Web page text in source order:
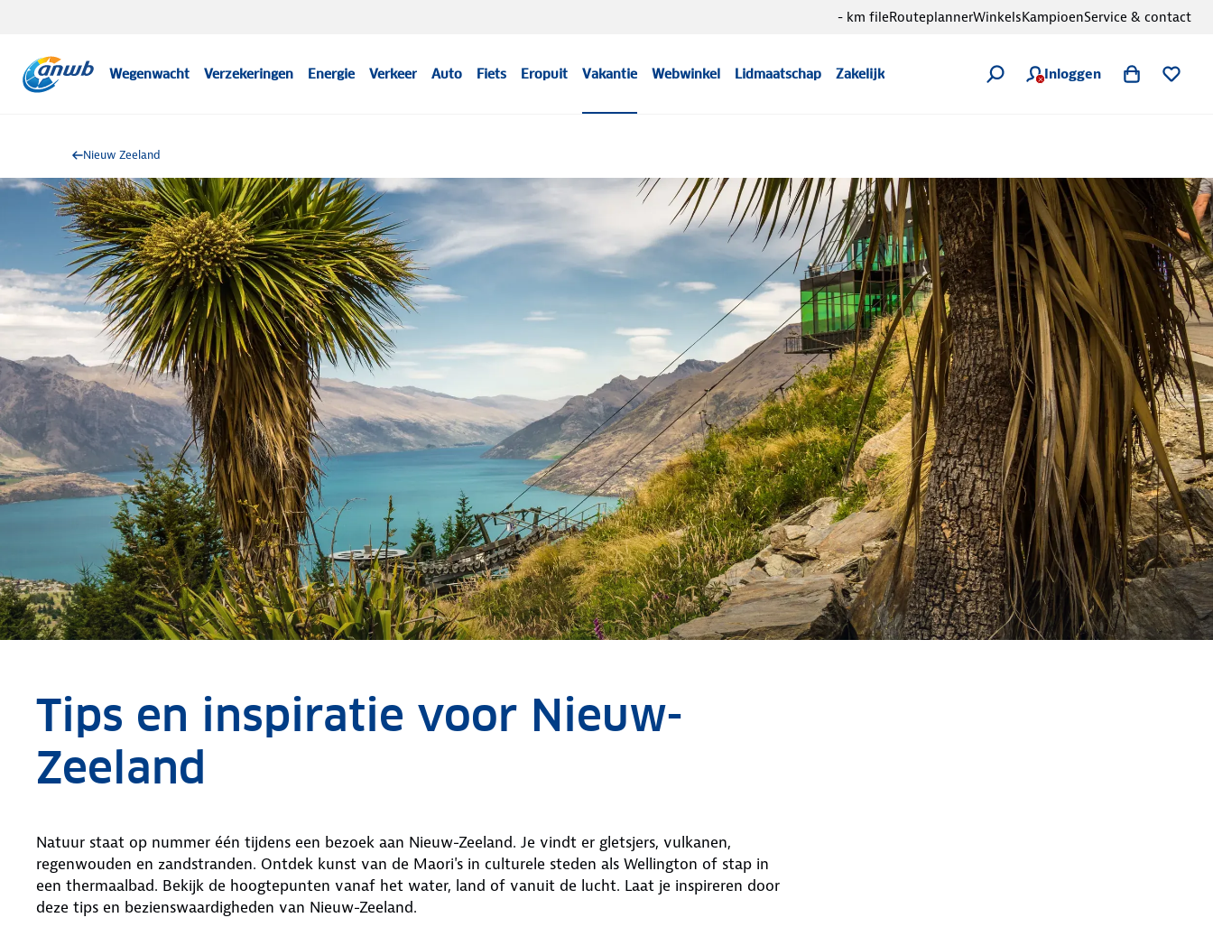
Wegenwacht Verzekeringen Energie Verkeer Auto Fiets Eropuit Vakantie Webwinkel Lidmaatschap Zakelijk Inloggen
- km fileRouteplannerWinkelsKampioenService & contact
Nieuw Zeeland
Tips en inspiratie voor Nieuw-
Zeeland
Natuur staat op nummer één tijdens een bezoek aan Nieuw-Zeeland. Je vindt er gletsjers, vulkanen,
regenwouden en zandstranden. Ontdek kunst van de Maori's in culturele steden als Wellington of stap in
een thermaalbad. Bekijk de hoogtepunten vanaf het water, land of vanuit de lucht. Laat je inspireren door
deze tips en bezienswaardigheden van Nieuw-Zeeland.